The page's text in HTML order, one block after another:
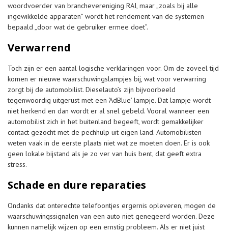
woordvoerder van branchevereniging RAI, maar „zoals bij alle
ingewikkelde apparaten” wordt het rendement van de systemen
bepaald „door wat de gebruiker ermee doet”.
Verwarrend
Toch zijn er een aantal logische verklaringen voor. Om de zoveel tijd
komen er nieuwe waarschuwingslampjes bij, wat voor verwarring
zorgt bij de automobilist. Dieselauto’s zijn bijvoorbeeld
tegenwoordig uitgerust met een ‘AdBlue’ lampje. Dat lampje wordt
niet herkend en dan wordt er al snel gebeld. Vooral wanneer een
automobilist zich in het buitenland begeeft, wordt gemakkelijker
contact gezocht met de pechhulp uit eigen land. Automobilisten
weten vaak in de eerste plaats niet wat ze moeten doen. Er is ook
geen lokale bijstand als je zo ver van huis bent, dat geeft extra
stress.
Schade en dure reparaties
Ondanks dat onterechte telefoontjes ergernis opleveren, mogen de
waarschuwingssignalen van een auto niet genegeerd worden. Deze
kunnen namelijk wijzen op een ernstig probleem. Als er niet juist